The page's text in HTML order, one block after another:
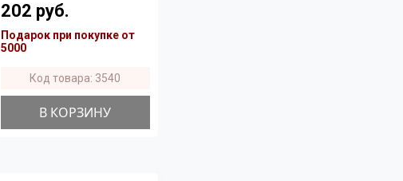
202 руб.
Подарок при покупке от
5000
Код товара: 3540
В КОРЗИНУ